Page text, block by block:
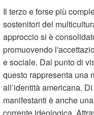
Il terzo e forse più
sostenitori del
approccio si è
promuovendo
e sociale. Dal punto di
questo rappresenta una
all’identità americana.
manifestanti è anche
corrente ideologica.